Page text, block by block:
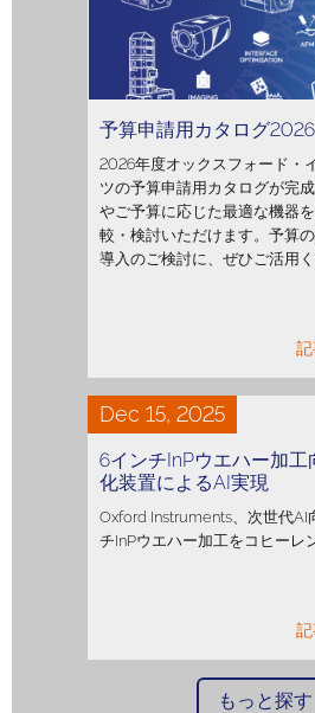
予算申請用カタログ2026
2026年度オックスフォード・
ツの予算申請用カタログが完
やご予算に応じた最適な機器
較・検討いただけます。予算
導入のご検討に、ぜひご活用く
Dec 15, 2025
6インチInPウエハー加工
化装置によるAI実現
Oxford Instruments、次世代AI
チInPウエハー加工をコヒーレ
もっと探す